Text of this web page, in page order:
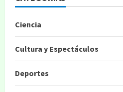
Ciencia
Cultura y Espectáculos
Deportes